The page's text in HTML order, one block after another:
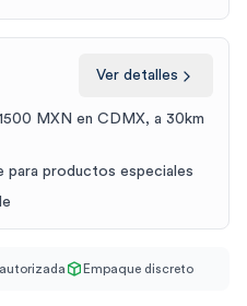
Ver detalles
MXN en CDMX, a 30km
para productos especiales
Empaque discreto